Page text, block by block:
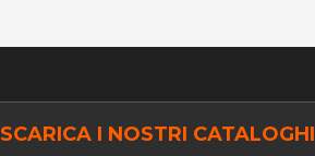
SCARICA I NOSTRI CATALOGHI